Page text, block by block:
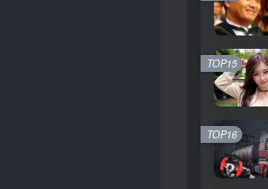
TOP15
TOP16